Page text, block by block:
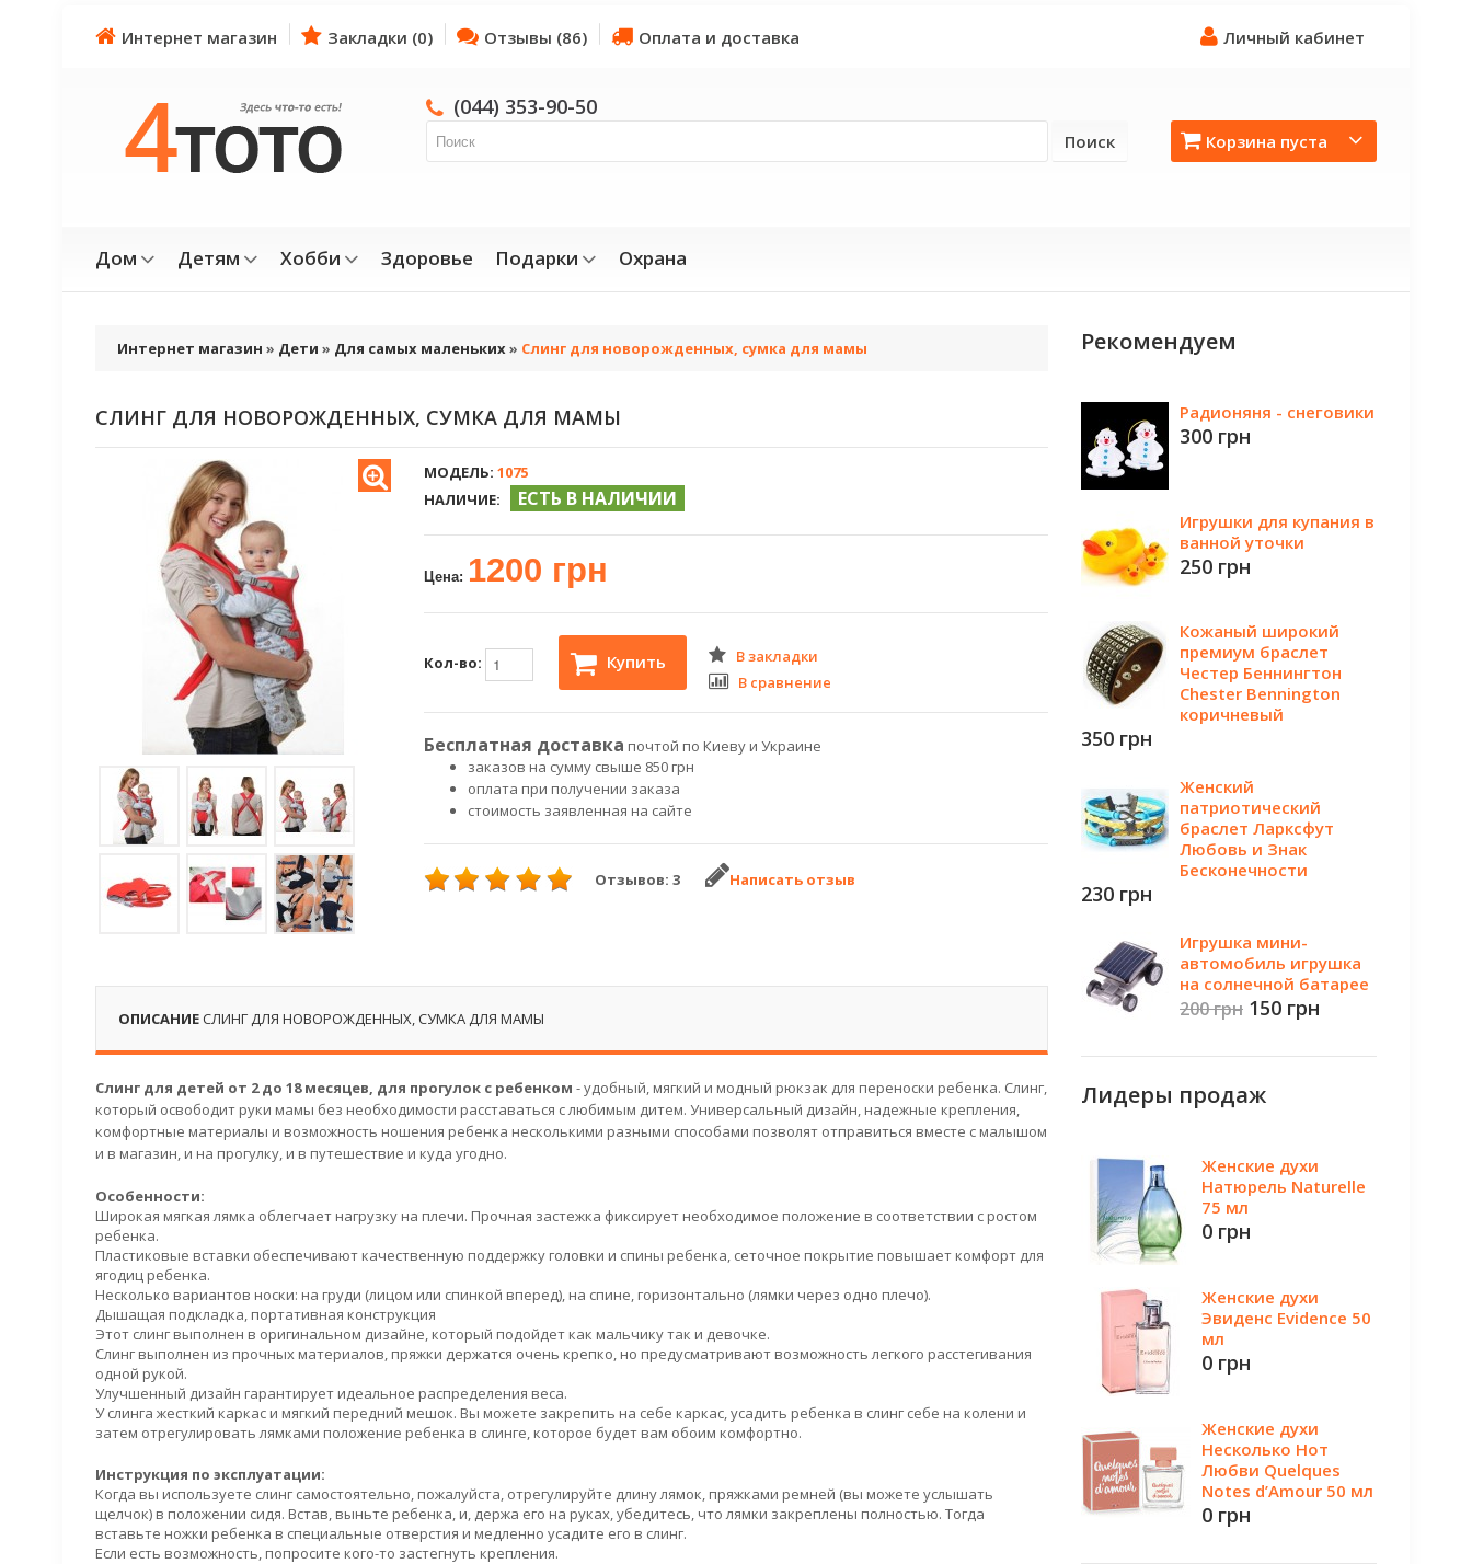
Интернет магазин Закладки (0) Отзывы (86) Оплата и доставка Личный кабинет
Корзина пуста
(044) 353-90-50
Поиск
Дом Детям Хобби Здоровье Подарки Охрана
Интернет магазин » Дети » Для самых маленьких» Слинг для новорожденных, сумка для мамы
СЛИНГ ДЛЯ НОВОРОЖДЕННЫХ, СУМКА ДЛЯ МАМЫ
МОДЕЛЬ: 1075
НАЛИЧИЕ:
ЕСТЬ В НАЛИЧИИ
Цена: 1200 грн
Кол-во: Купить
В закладки
В сравнение
Бесплатная доставка почтой по Киеву и Украине
заказов на сумму свыше 850 грн
оплата при получении заказа
стоимость заявленная на сайте
Отзывов: 3 Написать отзыв
ОПИСАНИЕСЛИНГ ДЛЯ НОВОРОЖДЕННЫХ, СУМКА ДЛЯ МАМЫ
Слинг для детей от 2 до 18 месяцев, для прогулок с ребенком - удобный, мягкий и модный рюкзак для переноски ребенка. Слинг,
который освободит руки мамы без необходимости расставаться с любимым дитем. Универсальный дизайн, надежные крепления,
комфортные материалы и возможность ношения ребенка несколькими разными способами позволят отправиться вместе с малышом
и в магазин, и на прогулку, и в путешествие и куда угодно.
Особенности:
Широкая мягкая лямка облегчает нагрузку на плечи. Прочная застежка фиксирует необходимое положение в соответствии с ростом
ребенка.
Пластиковые вставки обеспечивают качественную поддержку головки и спины ребенка, сеточное покрытие повышает комфорт для
ягодиц ребенка.
Несколько вариантов носки: на груди (лицом или спинкой вперед), на спине, горизонтально (лямки через одно плечо).
Дышащая подкладка, портативная конструкция
Этот слинг выполнен в оригинальном дизайне, который подойдет как мальчику так и девочке.
Слинг выполнен из прочных материалов, пряжки держатся очень крепко, но предусматривают возможность легкого расстегивания
одной рукой.
Улучшенный дизайн гарантирует идеальное распределения веса.
У слинга жесткий каркас и мягкий передний мешок. Вы можете закрепить на себе каркас, усадить ребенка в слинг себе на колени и
затем отрегулировать лямками положение ребенка в слинге, которое будет вам обоим комфортно.
Инструкция по эксплуатации:
Когда вы используете слинг самостоятельно, пожалуйста, отрегулируйте длину лямок, пряжками ремней (вы можете услышать
щелчок) в положении сидя. Встав, выньте ребенка, и, держа его на руках, убедитесь, что лямки закреплены полностью. Тогда
вставьте ножки ребенка в специальные отверстия и медленно усадите его в слинг.
Если есть возможность, попросите кого-то застегнуть крепления.
Рекомендуем
Радионяня - снеговики
300 грн
Игрушки для купания в
ванной уточки
250 грн
Кожаный широкий
премиум браслет
Честер Беннингтон
Chester Bennington
коричневый
350 грн
Женский
патриотический
браслет Ларксфут
Любовь и Знак
Бесконечности
230 грн
Игрушка мини-
автомобиль игрушка
на солнечной батарее
200 грн 150 грн
Лидеры продаж
Женские духи
Натюрель Naturelle
75 мл
0 грн
Женские духи
Эвиденс Evidence 50
мл
0 грн
Женские духи
Несколько Нот
Любви Quelques
Notes d’Amour 50 мл
0 грн